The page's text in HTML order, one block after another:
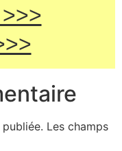
Les champs